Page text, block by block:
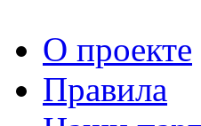
О проекте
Правила